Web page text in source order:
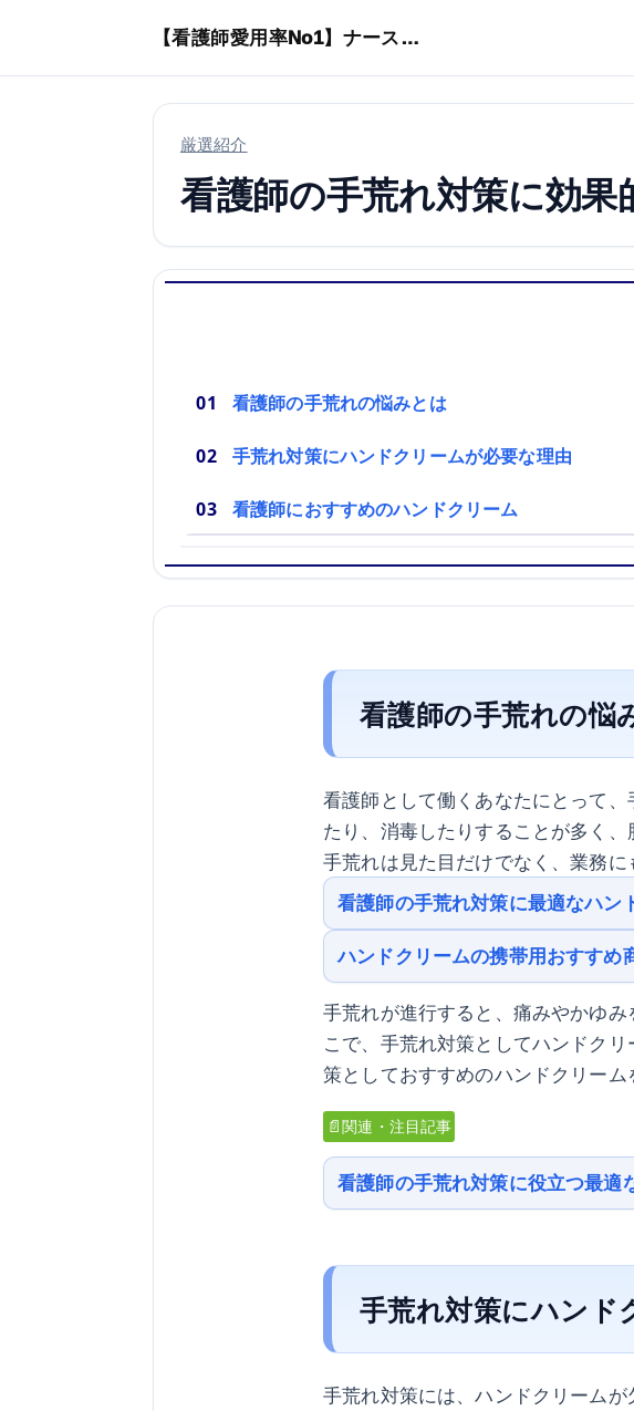
【看護師愛用率No1】ナースリーで人気の商品はコレ
厳選紹介
看護師の手荒れ対策に効
看護師の手荒れの悩みとは
手荒れ対策にハンドクリームが必要な理由
看護師におすすめのハンドクリーム
看護師の手荒れの悩
看護師として働くあなたにとって
たり、消毒したりすることが多く
手荒れは見た目だけでなく、業務に
看護師の手荒れ対策に最適なハン
ハンドクリームの携帯用おすすめ
手荒れが進行すると、痛みやかゆ
こで、手荒れ対策としてハンドク
策としておすすめのハンドクリーム
📄関連・注目記事
看護師の手荒れ対策に役立つ最適
手荒れ対策にハンド
手荒れ対策には、ハンドクリーム